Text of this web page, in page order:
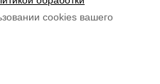
cookies вашего